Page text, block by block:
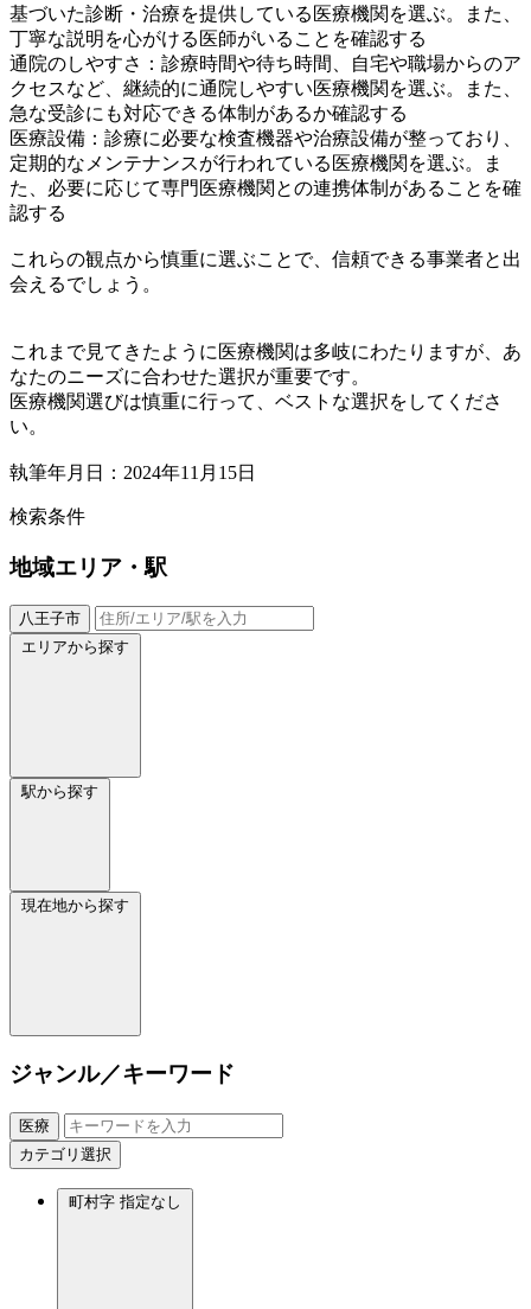
基づいた診断・治療を提供している医療機関を選ぶ。また、
丁寧な説明を心がける医師がいることを確認する
通院のしやすさ：診療時間や待ち時間、自宅や職場からのア
クセスなど、継続的に通院しやすい医療機関を選ぶ。また、
急な受診にも対応できる体制があるか確認する
医療設備：診療に必要な検査機器や治療設備が整っており、
定期的なメンテナンスが行われている医療機関を選ぶ。ま
た、必要に応じて専門医療機関との連携体制があることを確
認する
これらの観点から慎重に選ぶことで、信頼できる事業者と出
会えるでしょう。
これまで見てきたように医療機関は多岐にわたりますが、あ
なたのニーズに合わせた選択が重要です。
医療機関選びは慎重に行って、ベストな選択をしてくださ
い。
執筆年月日：2024年11月15日
検索条件
地域エリア・駅
八王子市
エリアから探す
駅から探す
現在地から探す
ジャンル／キーワード
医療
カテゴリ選択
町村字 指定なし